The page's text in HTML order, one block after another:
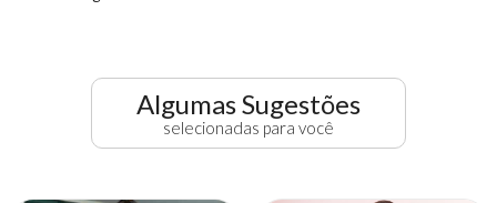
Algumas Sugestões
selecionadas para você